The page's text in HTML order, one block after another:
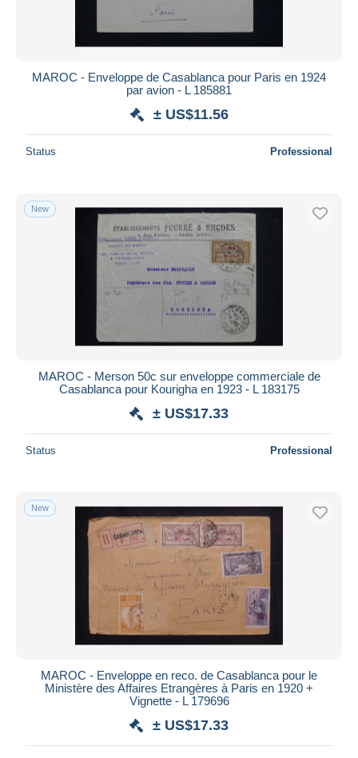
MAROC - Enveloppe de Casablanca pour Paris en 1924
par avion - L 185881
± US$11.56
Status Professional
New
MAROC - Merson 50c sur enveloppe commerciale de
Casablanca pour Kourigha en 1923 - L 183175
± US$17.33
Status Professional
New
MAROC - Enveloppe en reco. de Casablanca pour le
Ministère des Affaires Etrangères à Paris en 1920 +
Vignette - L 179696
± US$17.33